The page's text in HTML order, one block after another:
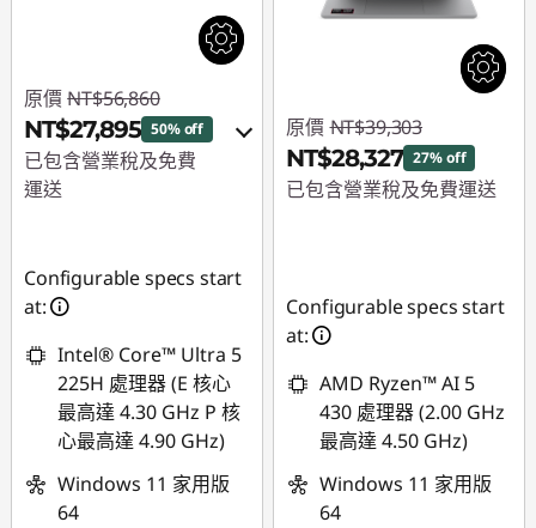
原價 NT$56,860
NT$27,895 50% off
已包含營業稅及免費
運送
或
eCoupon 折扣 : -
NT$26,273
*以上優惠僅能擇一使
用
使用優惠券 :
Configurable specs start
at:
Intel® Core™ Ultra 5
225H 處理器 (E 核心
最高達 4.30 GHz P 核
心最高達 4.90 GHz)
Windows 11 家用版
64
原價 NT$39,303
NT$28,327 27% off
已包含營業稅及免費運送
Configurable specs start
at:
AMD Ryzen™ AI 5
430 處理器 (2.00 GHz
最高達 4.50 GHz)
Windows 11 家用版
64